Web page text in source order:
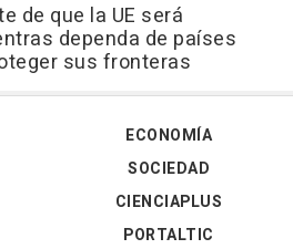
de que la UE será
dependa de países
sus fronteras
ECONOMÍA
SOCIEDAD
CIENCIAPLUS
PORTALTIC